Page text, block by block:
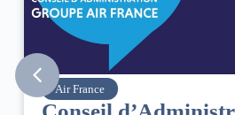
Air France